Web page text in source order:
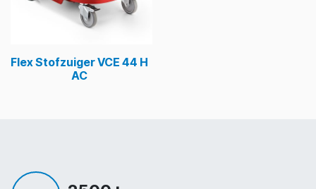
Flex Stofzuiger VCE 44 H
AC